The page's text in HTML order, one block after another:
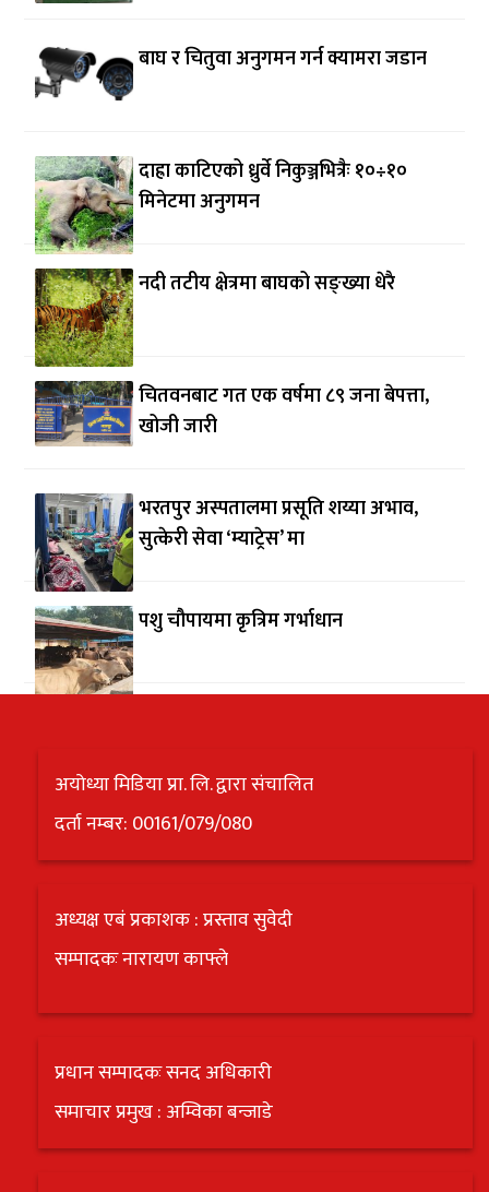
बाघ र चितुवा अनुगमन गर्न क्यामरा जडान
दाह्रा काटिएको ध्रुर्वे निकुञ्जभित्रैः १०÷१०
मिनेटमा अनुगमन
नदी तटीय क्षेत्रमा बाघको सङ्ख्या धेरै
चितवनबाट गत एक वर्षमा ८९ जना बेपत्ता,
खोजी जारी
भरतपुर अस्पतालमा प्रसूति शय्या अभाव,
सुत्केरी सेवा ‘म्याट्रेस’ मा
पशु चौपायमा कृत्रिम गर्भाधान
अयोध्या मिडिया प्रा. लि. द्वारा संचालित
दर्ता नम्बर: 00161/079/080
अध्यक्ष एबं प्रकाशक : प्रस्ताव सुवेदी
सम्पादकः नारायण काफ्ले
प्रधान सम्पादकः सनद अधिकारी
समाचार प्रमुख : अम्विका बन्जाडे